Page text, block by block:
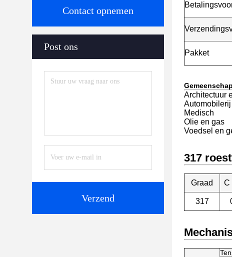
Contact opnemen
Post ons
Verzend
Pakket
Architectuur
Medisch
Olie en gas
Voedsel en
317
Graad C
317